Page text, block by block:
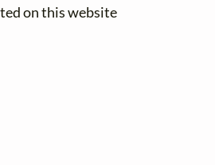
on this website